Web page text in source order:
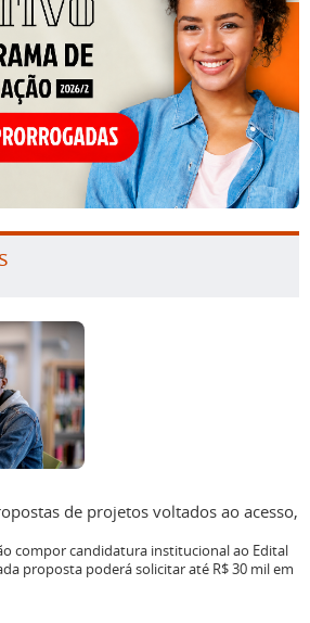
de projetos voltados ao acesso,
compor candidatura institucional ao Edital
proposta poderá solicitar até R$ 30 mil em